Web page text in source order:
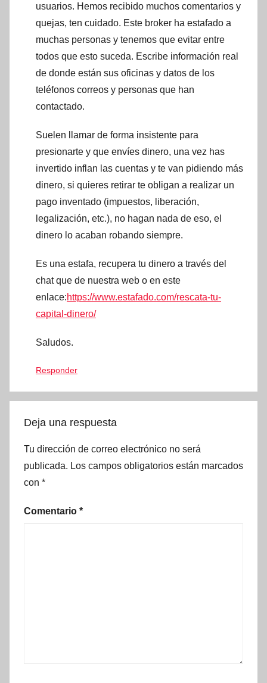
usuarios. Hemos recibido muchos comentarios y
quejas, ten cuidado. Este broker ha estafado a
muchas personas y tenemos que evitar entre
todos que esto suceda. Escribe información real
de donde están sus oficinas y datos de los
teléfonos correos y personas que han
contactado.
Suelen llamar de forma insistente para
presionarte y que envíes dinero, una vez has
invertido inflan las cuentas y te van pidiendo más
dinero, si quieres retirar te obligan a realizar un
pago inventado (impuestos, liberación,
legalización, etc.), no hagan nada de eso, el
dinero lo acaban robando siempre.
Es una estafa, recupera tu dinero a través del
chat que de nuestra web o en este
enlace:https://www.estafado.com/rescata-tu-
capital-dinero/
Saludos.
Responder
Deja una respuesta
Tu dirección de correo electrónico no será
publicada. Los campos obligatorios están marcados
con *
Comentario *